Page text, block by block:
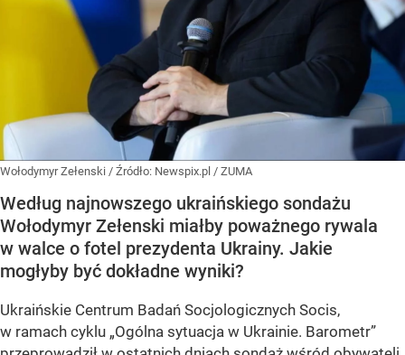
Wołodymyr Zełenski / Źródło: Newspix.pl / ZUMA
Według najnowszego ukraińskiego sondażu
Wołodymyr Zełenski miałby poważnego rywala
w walce o fotel prezydenta Ukrainy. Jakie
mogłyby być dokładne wyniki?
Ukraińskie Centrum Badań Socjologicznych Socis,
w ramach cyklu „Ogólna sytuacja w Ukrainie. Barometr”